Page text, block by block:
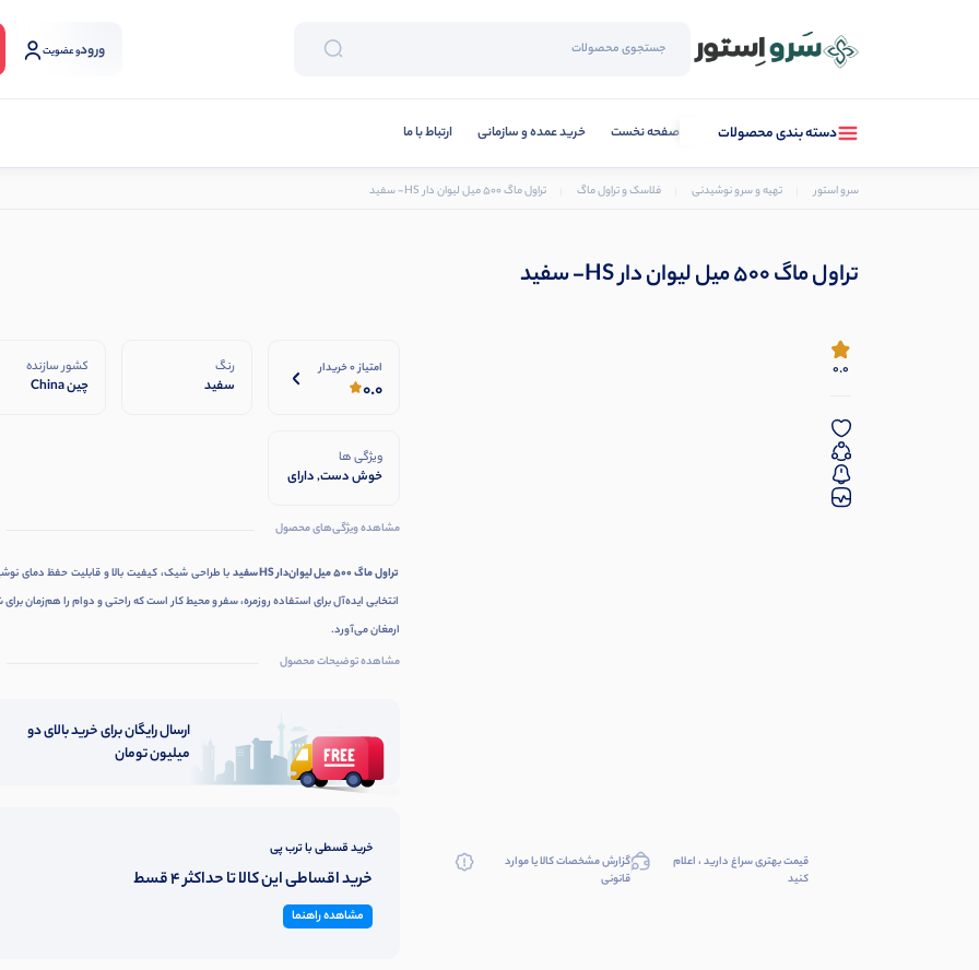
ورودو عضویت
دسته بندی محصولات صفحه نخست خرید عمده و سازمانی ارتباط با ما
سرو استور تهیه و سرو نوشیدنی فلاسک و تراول ماگ تراول ماگ 500 میل لیوان دار HS- سفید
تراول ماگ 500 میل لیوان دار HS- سفید
0.0
قیمت بهتری سراغ دارید ، اعلام
کنید
گزارش مشخصات کالا یا موارد
قانونی
امتیاز 0 خریدار
0.0
رنگ
سفید
کشور سازنده
چین China
ویژگی ها
خوش دست, دارای
ضدنشت
مشاهده ویژگی‌های محصول
تراول ماگ 500 میل لیوان‌دار HS سفید
با طراحی شیک، کیفیت بالا و قابلیت حفظ دمای
انتخابی ایده‌آل برای استفاده روزمره، سفر و محیط کار است که راحتی و دوام را هم‌زمان برای
ارمغان می‌آورد.
مشاهده توضیحات محصول
ارسال رایگان برای خرید بالای دو
میلیون تومان
خرید قسطی با ترب پی
خرید اقساطی این کالا تا حداکثر 4 قسط
مشاهده راهنما